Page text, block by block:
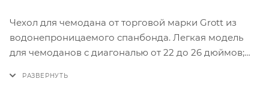
Чехол для чемодана от торговой марки Grott из
водонепроницаемого спанбонда. Легкая модель
для чемоданов с диагональю от 22 до 26 дюймов;